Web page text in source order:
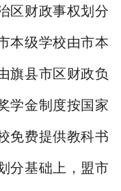
区财政事权划分
本级学校由市本
旗县市区财政负
学金制度按国家
免费提供教科书
分基础上，盟市